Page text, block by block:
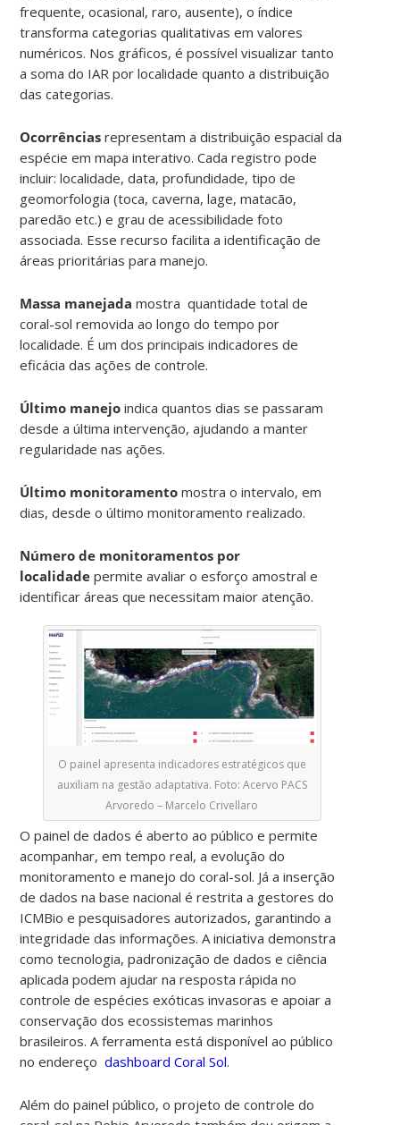
frequente, ocasional, raro, ausente), o índice
transforma categorias qualitativas em valores
numéricos. Nos gráficos, é possível visualizar tanto
a soma do IAR por localidade quanto a distribuição
das categorias.
Ocorrências representam a distribuição espacial da
espécie em mapa interativo. Cada registro pode
incluir: localidade, data, profundidade, tipo de
geomorfologia (toca, caverna, lage, matacão,
paredão etc.) e grau de acessibilidade foto
associada. Esse recurso facilita a identificação de
áreas prioritárias para manejo.
Massa manejada mostra quantidade total de
coral-sol removida ao longo do tempo por
localidade. É um dos principais indicadores de
eficácia das ações de controle.
Último manejo indica quantos dias se passaram
desde a última intervenção, ajudando a manter
regularidade nas ações.
Último monitoramento mostra o intervalo, em
dias, desde o último monitoramento realizado.
Número de monitoramentos por
localidade permite avaliar o esforço amostral e
identificar áreas que necessitam maior atenção.
O painel apresenta indicadores estratégicos que
auxiliam na gestão adaptativa. Foto: Acervo PACS
Arvoredo – Marcelo Crivellaro
O painel de dados é aberto ao público e permite
acompanhar, em tempo real, a evolução do
monitoramento e manejo do coral-sol. Já a inserção
de dados na base nacional é restrita a gestores do
ICMBio e pesquisadores autorizados, garantindo a
integridade das informações. A iniciativa demonstra
como tecnologia, padronização de dados e ciência
aplicada podem ajudar na resposta rápida no
controle de espécies exóticas invasoras e apoiar a
conservação dos ecossistemas marinhos
brasileiros. A ferramenta está disponível ao público
no endereço dashboard Coral Sol.
Além do painel público, o projeto de controle do